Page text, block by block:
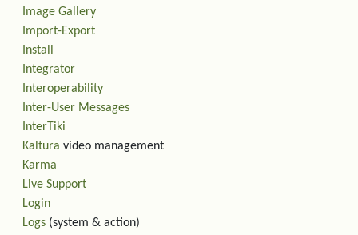
Image Gallery
Import-Export
Install
Integrator
Interoperability
Inter-User Messages
InterTiki
Kaltura video management
Karma
Live Support
Login
Logs (system & action)